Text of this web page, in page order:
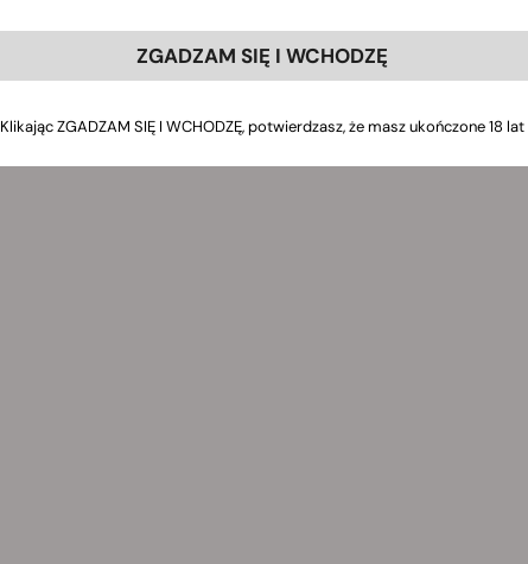
ZGADZAM SIĘ I WCHODZĘ
Klikając ZGADZAM SIĘ I WCHODZĘ, potwierdzasz, że masz ukończone 18 lat